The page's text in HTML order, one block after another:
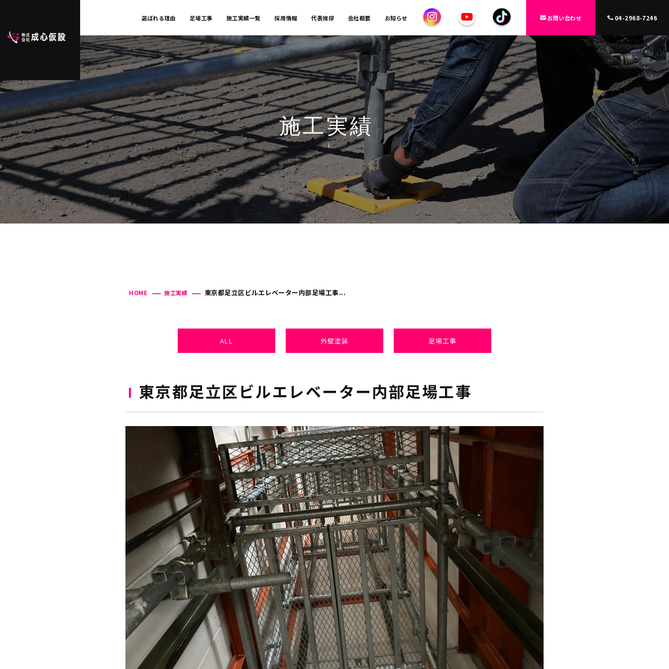
選ばれる理由 足場工事 施工実績一覧 採用情報 代表挨拶 会社概要 お知らせ お問い合わせ 04-2968-7246
施工実績
Ï
HOME 施工実績 東京都足立区ビルエレベーター内部足場工事...
ALL 外壁塗装 足場工事
東京都足立区ビルエレベーター内部足場工事